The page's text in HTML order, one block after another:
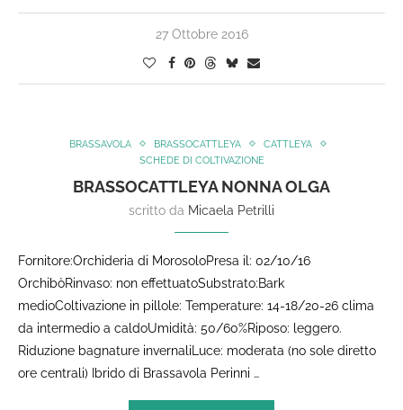
27 Ottobre 2016
BRASSAVOLA BRASSOCATTLEYA
CATTLEYA
SCHEDE DI COLTIVAZIONE
BRASSOCATTLEYA NONNA OLGA
scritto da Micaela Petrilli
Fornitore:Orchideria di MorosoloPresa il: 02/10/16
OrchibòRinvaso: non effettuatoSubstrato:Bark
medioColtivazione in pillole: Temperature: 14-18/20-26 clima
da intermedio a caldoUmidità: 50/60%Riposo: leggero.
Riduzione bagnature invernaliLuce: moderata (no sole diretto
ore centrali) Ibrido di Brassavola Perinni …